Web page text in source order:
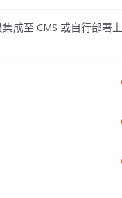
成至 CMS 或自行部署上